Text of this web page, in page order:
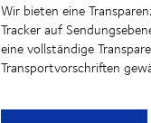
Wir bieten eine
Tracker auf
eine vollständige
Transportvorschriften